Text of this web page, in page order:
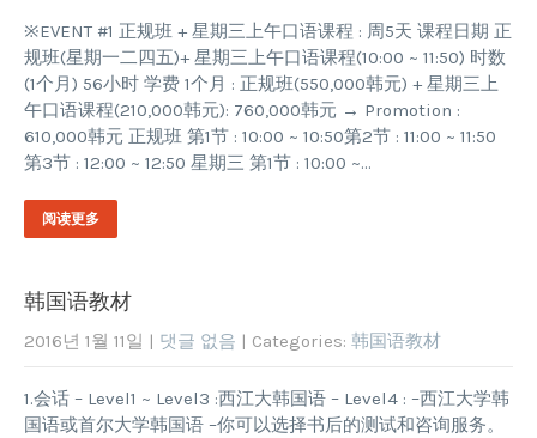
※EVENT #1 正规班 + 星期三上午口语课程 : 周5天 课程日期 正
规班(星期一二四五)+ 星期三上午口语课程(10:00 ~ 11:50) 时数
(1个月) 56小时 学费 1个月 : 正规班(550,000韩元) + 星期三上
午口语课程(210,000韩元): 760,000韩元 → Promotion :
610,000韩元 正规班 第1节 : 10:00 ~ 10:50第2节 : 11:00 ~ 11:50
第3节 : 12:00 ~ 12:50 星期三 第1节 : 10:00 ~…
阅读更多
韩国语教材
2016년 1월 11일 | 댓글 없음 | Categories: 韩国语教材
1.会话 – Level1 ~ Level3 :西江大韩国语 – Level4 : –西江大学韩
国语或首尔大学韩国语 –你可以选择书后的测试和咨询服务。